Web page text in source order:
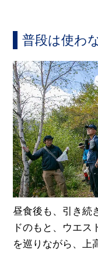
普段は使わ
昼食後も、引き続
ドのもと、ウエス
を巡りながら、上